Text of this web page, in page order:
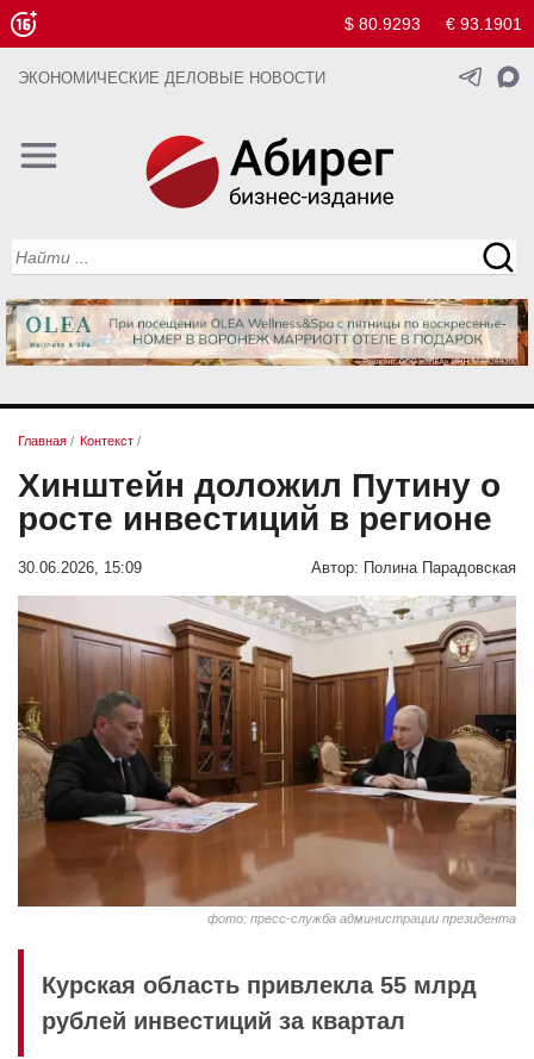
$ 80.9293 € 93.1901
ЭКОНОМИЧЕСКИЕ ДЕЛОВЫЕ НОВОСТИ
Главная / Контекст /
Хинштейн доложил Путину о
росте инвестиций в регионе
30.06.2026, 15:09 Автор: Полина Парадовская
фото: пресс-служба администрации президента
Курская область привлекла 55 млрд
рублей инвестиций за квартал